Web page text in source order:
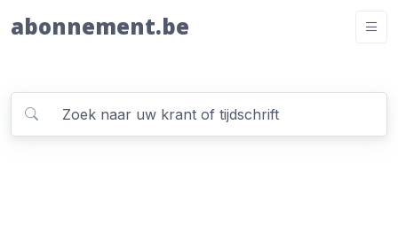
abonnement.be